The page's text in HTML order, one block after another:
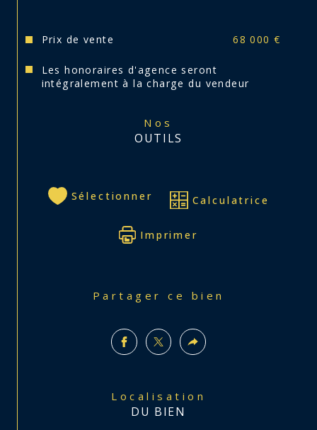
Prix de vente 68 000 €
Les honoraires d'agence seront
intégralement à la charge du vendeur
Nos
OUTILS
Sélectionner Calculatrice
Imprimer
Partager ce bien
Localisation
DU BIEN